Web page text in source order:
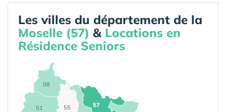
Les villes du département de la
Moselle (57) & Locations en
Résidence Seniors
08
51 55
57